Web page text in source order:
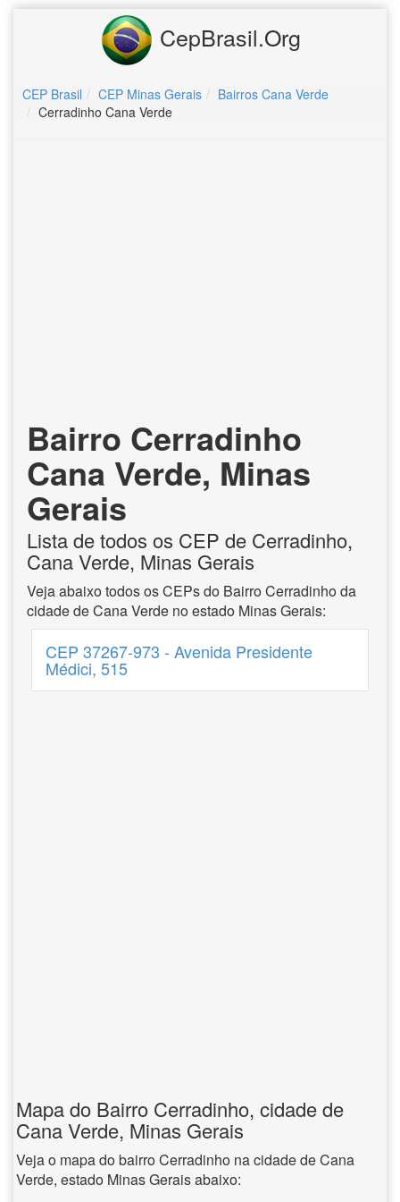
CepBrasil.Org
CEP Brasil CEP Minas Gerais
Bairros Cana Verde
Cerradinho Cana Verde
Bairro Cerradinho
Cana Verde, Minas
Gerais
Lista de todos os CEP de Cerradinho,
Cana Verde, Minas Gerais
Veja abaixo todos os CEPs do Bairro Cerradinho da
cidade de Cana Verde no estado Minas Gerais:
CEP 37267-973 - Avenida Presidente
Médici, 515
Mapa do Bairro Cerradinho, cidade de
Cana Verde, Minas Gerais
Veja o mapa do bairro Cerradinho na cidade de Cana
Verde, estado Minas Gerais abaixo: